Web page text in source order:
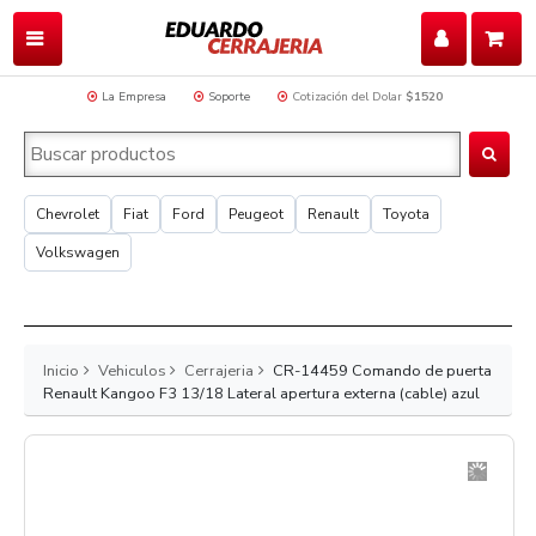
La Empresa Soporte Cotización del Dolar $1520
Chevrolet Fiat Ford Peugeot Renault
Toyota
Volkswagen
Inicio Vehiculos Cerrajeria
CR-14459 Comando de puerta
Renault Kangoo F3 13/18 Lateral apertura externa (cable) azul